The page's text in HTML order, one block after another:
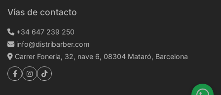
Vías de contacto
+34 647 239 250
info@distribarber.com
Carrer Foneria, 32, nave 6, 08304 Mataró, Barcelona